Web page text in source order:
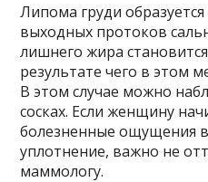
Липома груди
выходных протоков
лишнего жира
результате чего в этом
В этом случае можно
сосках. Если женщину
болезненные ощущения в
уплотнение, важно не
маммологу.